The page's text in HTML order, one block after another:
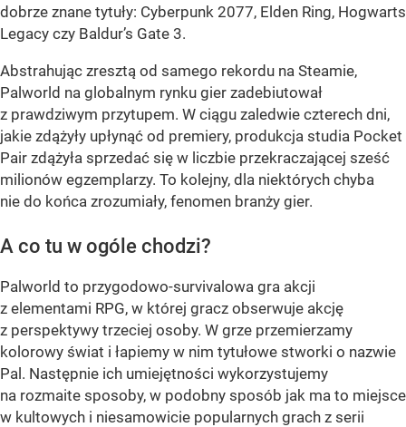
dobrze znane tytuły: Cyberpunk 2077, Elden Ring, Hogwarts
Legacy czy Baldur’s Gate 3.
Abstrahując zresztą od samego rekordu na Steamie,
Palworld na globalnym rynku gier zadebiutował
z prawdziwym przytupem. W ciągu zaledwie czterech dni,
jakie zdążyły upłynąć od premiery, produkcja studia Pocket
Pair zdążyła sprzedać się w liczbie przekraczającej sześć
milionów egzemplarzy. To kolejny, dla niektórych chyba
nie do końca zrozumiały, fenomen branży gier.
A co tu w ogóle chodzi?
Palworld to przygodowo-survivalowa gra akcji
z elementami RPG, w której gracz obserwuje akcję
z perspektywy trzeciej osoby. W grze przemierzamy
kolorowy świat i łapiemy w nim tytułowe stworki o nazwie
Pal. Następnie ich umiejętności wykorzystujemy
na rozmaite sposoby, w podobny sposób jak ma to miejsce
w kultowych i niesamowicie popularnych grach z serii